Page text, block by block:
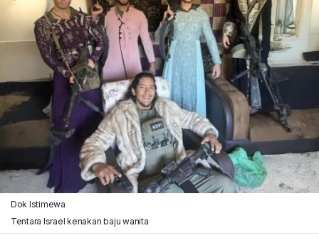
Dok Istimewa
Tentara Israel kenakan baju wanita